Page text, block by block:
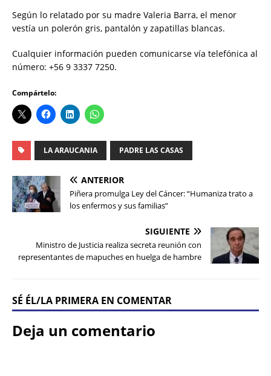
Según lo relatado por su madre Valeria Barra, el menor
vestía un polerón gris, pantalón y zapatillas blancas.
Cualquier información pueden comunicarse vía telefónica al
número: +56 9 3337 7250.
Compártelo:
LA ARAUCANIA PADRE LAS CASAS
ANTERIOR
Piñera promulga Ley del Cáncer: “Humaniza trato a
los enfermos y sus familias”
SIGUIENTE
Ministro de Justicia realiza secreta reunión con
representantes de mapuches en huelga de hambre
SÉ ÉL/LA PRIMERA EN COMENTAR
Deja un comentario